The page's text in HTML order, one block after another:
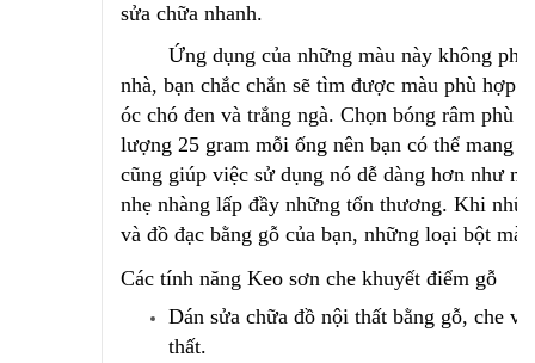
sửa chữa nhanh.
Ứng dụng của những màu này không
nhà, bạn chắc chắn sẽ tìm được màu phù hợp.
óc chó đen và trắng ngà. Chọn bóng râm phù
lượng 25 gram mỗi ống nên bạn có thể mang
cũng giúp việc sử dụng nó dễ dàng hơn như
nhẹ nhàng lấp đầy những tổn thương. Khi
và đồ đạc bằng gỗ của bạn, những loại bột
Các tính năng Keo sơn che khuyết điểm gỗ
Dán sửa chữa đồ nội thất bằng gỗ, che
thất.